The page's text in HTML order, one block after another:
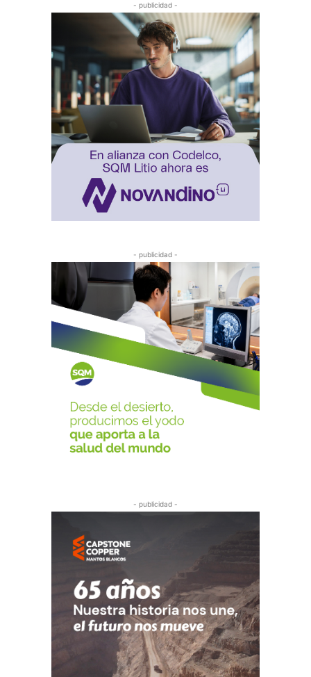
- publicidad -
- publicidad -
- publicidad -